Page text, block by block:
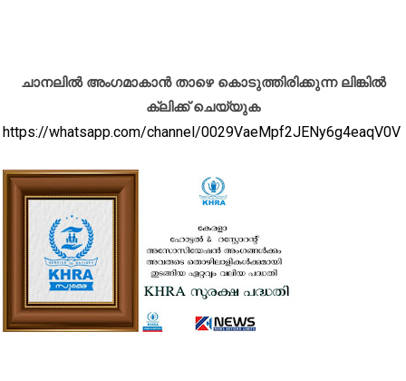
ചാനലിൽ അംഗമാകാൻ താഴെ കൊടുത്തിരിക്കുന്ന ലിങ്കിൽ
ക്ലിക്ക് ചെയ്യുക
https://whatsapp.com/channel/0029VaeMpf2JENy6g4eaqV0V